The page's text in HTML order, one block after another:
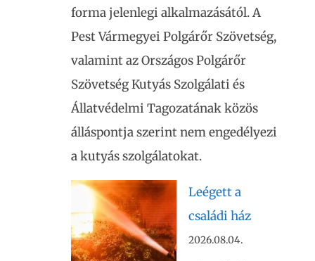
forma jelenlegi alkalmazásától. A
Pest Vármegyei Polgárőr Szövetség,
valamint az Országos Polgárőr
Szövetség Kutyás Szolgálati és
Állatvédelmi Tagozatának közös
álláspontja szerint nem engedélyezi
a kutyás szolgálatokat.
Leégett a
családi ház
2026.08.04.